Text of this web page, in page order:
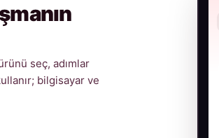
seç, adımlar
bilgisayar ve